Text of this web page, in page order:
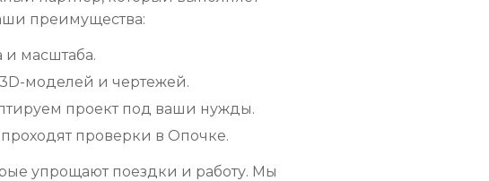
преимущества:
и масштаба.
моделей и чертежей.
проект под ваши нужды.
проверки в Опочке.
упрощают поездки и работу. Мы